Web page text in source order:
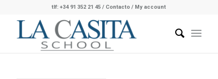
tlf: +34 91 352 21 45 / Contacto/ My account